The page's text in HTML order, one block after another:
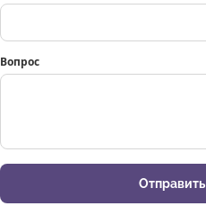
Вопрос
Отправить